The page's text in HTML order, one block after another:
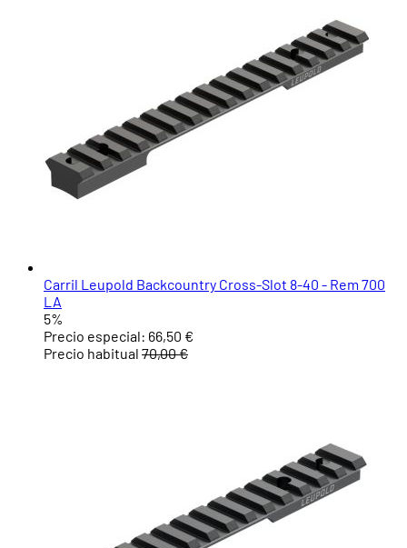
Carril Leupold Backcountry Cross-Slot 8-40 - Rem 700
LA
5%
Precio especial: 66,50 €
Precio habitual 70,00 €